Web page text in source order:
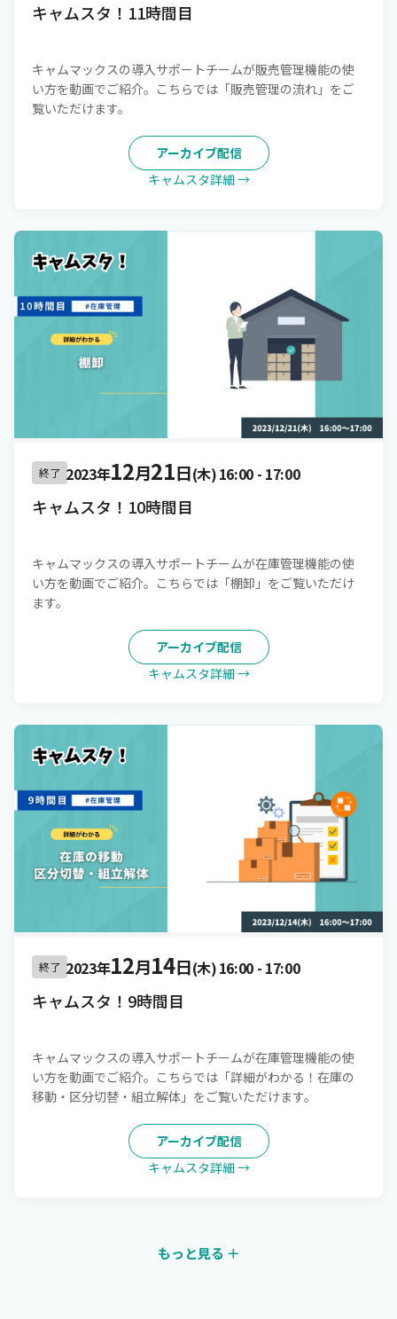
キャムスタ！11時間目
キャムマックスの導入サポートチームが販売管理機能の使
い方を動画でご紹介。こちらでは「販売管理の流れ」をご
覧いただけます。
アーカイブ配信
キャムスタ詳細 →
終了 2023年12月21日(木)16:00- 17:00
キャムスタ！10時間目
キャムマックスの導入サポートチームが在庫管理機能の使
い方を動画でご紹介。こちらでは「棚卸」をご覧いただけ
ます。
アーカイブ配信
キャムスタ詳細 →
終了 2023年12月14日(木)16:00- 17:00
キャムスタ！9時間目
キャムマックスの導入サポートチームが在庫管理機能の使
い方を動画でご紹介。こちらでは「詳細がわかる！在庫の
移動・区分切替・組立解体」をご覧いただけます。
アーカイブ配信
キャムスタ詳細 →
もっと見る ＋